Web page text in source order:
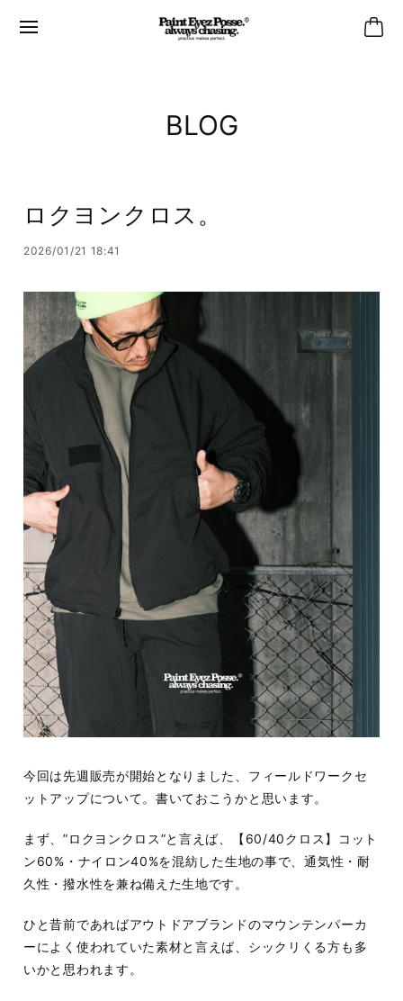
BLOG
ロクヨンクロス。
2026/01/21 18:41
今回は先週販売が開始となりました、フィールドワークセ
ットアップについて。書いておこうかと思います。
まず、”ロクヨンクロス”と言えば、【60/40クロス】コット
ン60%・ナイロン40%を混紡した生地の事で、通気性・耐
久性・撥水性を兼ね備えた生地です。
ひと昔前であればアウトドアブランドのマウンテンパーカ
ーによく使われていた素材と言えば、シックリくる方も多
いかと思われます。